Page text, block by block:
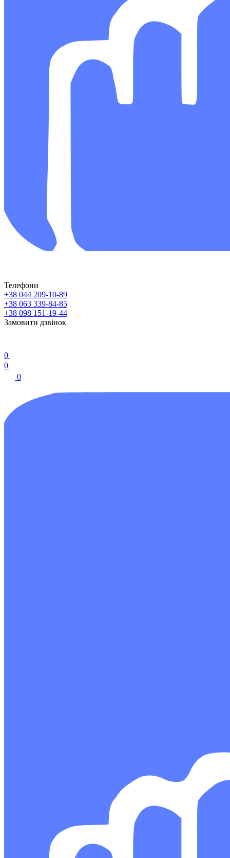
Телефони
+38 044 209-10-89
+38 063 339-84-85
+38 098 151-19-44
Замовити дзвінок
0
0
0